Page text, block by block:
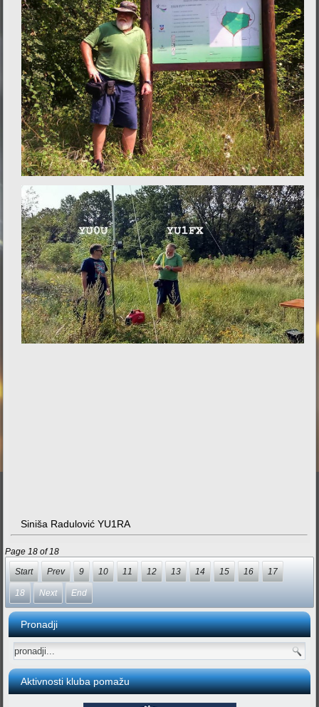
Siniša Radulović YU1RA
Page 18 of 18
Start
Prev 9 10 11 12 13 14 15 16 17
18 Next End
Pronadji
Aktivnosti kluba pomažu